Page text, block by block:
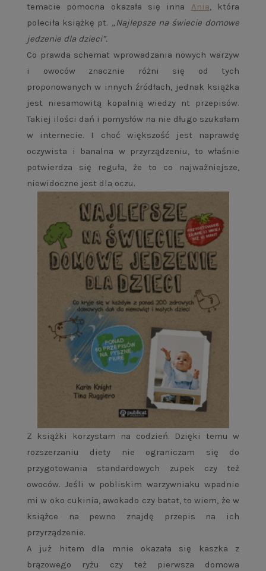
temacie pomocna okazała się inna Ania , która
poleciła książkę pt.
„Najlepsze na świecie domowe
jedzenie dla dzieci”.
Co prawda schemat wprowadzania nowych warzyw
i owoców znacznie różni się od tych
proponowanych w innych źródłach, jednak książka
jest niesamowitą kopalnią wiedzy nt przepisów.
Takiej ilości dań i pomysłów na nie długo szukałam
w internecie. I choć większość jest naprawdę
oczywista i banalna w przyrządzeniu, to właśnie
potwierdza się reguła, że to co najważniejsze,
niewidoczne jest dla oczu.
Z książki korzystam na codzień. Dzięki temu w
rozszerzaniu diety nie ograniczam się do
przygotowania standardowych zupek czy też
owoców. Jeśli w pobliskim warzywniaku wpadnie
mi w oko cukinia, awokado czy batat, to wiem, że w
książce na pewno znajdę przepis na ich
przyrządzenie.
A już hitem dla mnie okazała się kaszka z
brązowego ryżu czy też pierwsza domowa